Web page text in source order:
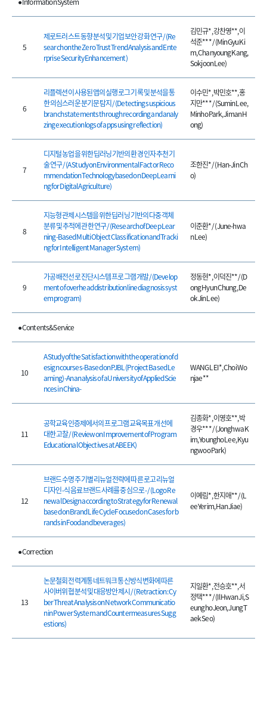
5
제로트러스트 동향 분석 및 기업 보안 강화 연구 / (Re
search on the Zero Trust Trend Analysis and Ente
rprise Security Enhancement)
김민규*, 강찬영**, 이
석준*** / (Min Gyu Ki
m, Chanyoung Kang,
Sokjoon Lee)
6
리플렉션이 사용된 앱의 실행 로그 기록 및 분석을 통
한 의심스러운 분기문 탐지 / (Detecting suspicious
branch statements through recording and analy
zing execution logs of apps using reflection)
이수민*, 박민호**, 홍
지만*** / (Sumin Lee,
Minho Park, Jiman H
ong)
7
디지털 농업을 위한 딥러닝 기반의 환경 인자 추천 기
술 연구 / (A Study on Environmental Factor Reco
mmendation Technology based on Deep Learni
ng for Digital Agriculture)
조한진* / (Han-Jin Ch
o)
8
지능형 관제시스템을 위한 딥러닝 기반의 다중 객체
분류 및 추적에 관한 연구 / (Research of Deep Lear
ning-Based Multi Object Classification and Tracki
ng for Intelligent Manager System)
이준환* / (June-hwa
n Lee)
9
가공 배전선로 진단시스템 프로그램 개발 / (Develop
ment of overhead distribution line diagnosis syst
em program)
정동현*, 이덕진** / (D
ong Hyun Chung, De
ok Jin Lee)
● Contents&Service
10
A Study of the Satisfaction with the operation of d
esign courses-Based on PJBL (Project Based Le
arning) -An analysis of a University of Applied Scie
nces in China-
WANG LEI*, Choi Wo
njae**
11
공학교육인증제에서의 프로그램 교육목표 개선에
대한 고찰 / (Review on Improvement of Program
Educational Objectives at ABEEK)
김종화*, 이영호**, 박
경우*** / (Jonghwa K
im, Youngho Lee, Kyu
ngwoo Park)
12
브랜드 수명 주기별 리뉴얼 전략에 따른 로고 리뉴얼
디자인 -식음료 브랜드 사례를 중심으로 - / (Logo Re
newal Design according to Strategy for Renewal
based on Brand Life Cycle Focused on Cases for b
rands in Food and beverages)
이예림*, 한지애** / (L
ee Yerim, Han Jiae)
● Correction
13
논문철회 전력계통 네트워크 통신방식 변화에 따른
사이버위협 분석 및 대응방안 제시 / (Retraction : Cy
ber Threat Analysis on Network Communicatio
n in Power System and Countermeasures Sugg
estions)
지일환*, 전승호**, 서
정택*** / (Il Hwan Ji, S
eungho Jeon, Jung T
aek Seo)